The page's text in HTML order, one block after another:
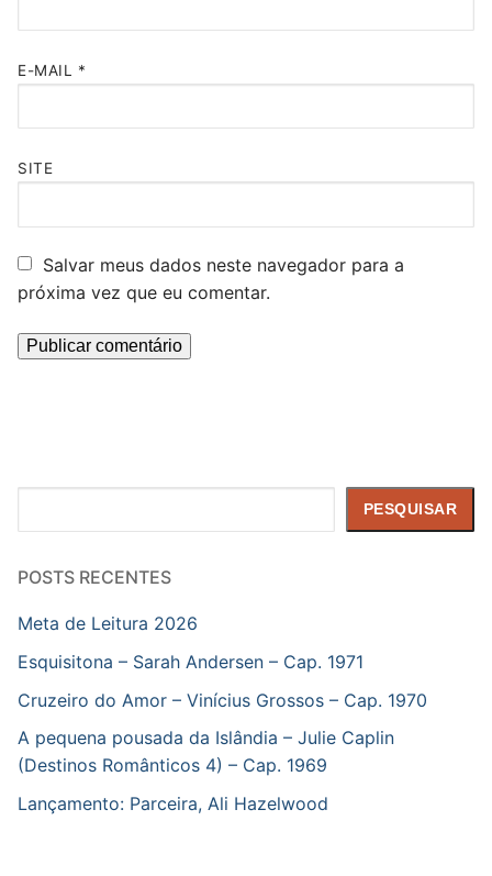
E-MAIL *
SITE
Salvar meus dados neste navegador para a
próxima vez que eu comentar.
PESQUISAR
POSTS RECENTES
Meta de Leitura 2026
Esquisitona – Sarah Andersen – Cap. 1971
Cruzeiro do Amor – Vinícius Grossos – Cap. 1970
A pequena pousada da Islândia – Julie Caplin
(Destinos Românticos 4) – Cap. 1969
Lançamento: Parceira, Ali Hazelwood